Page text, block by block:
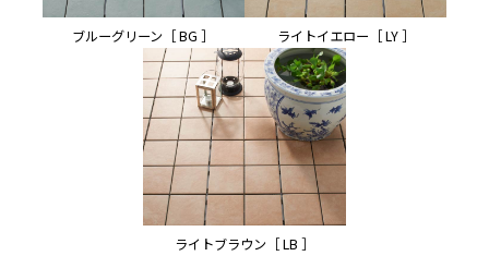
ブルーグリーン［ BG ］ ライトイエロー［ LY ］
ライトブラウン［ LB ］